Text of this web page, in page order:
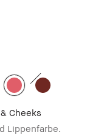
Cheeks
Lippenfarbe.